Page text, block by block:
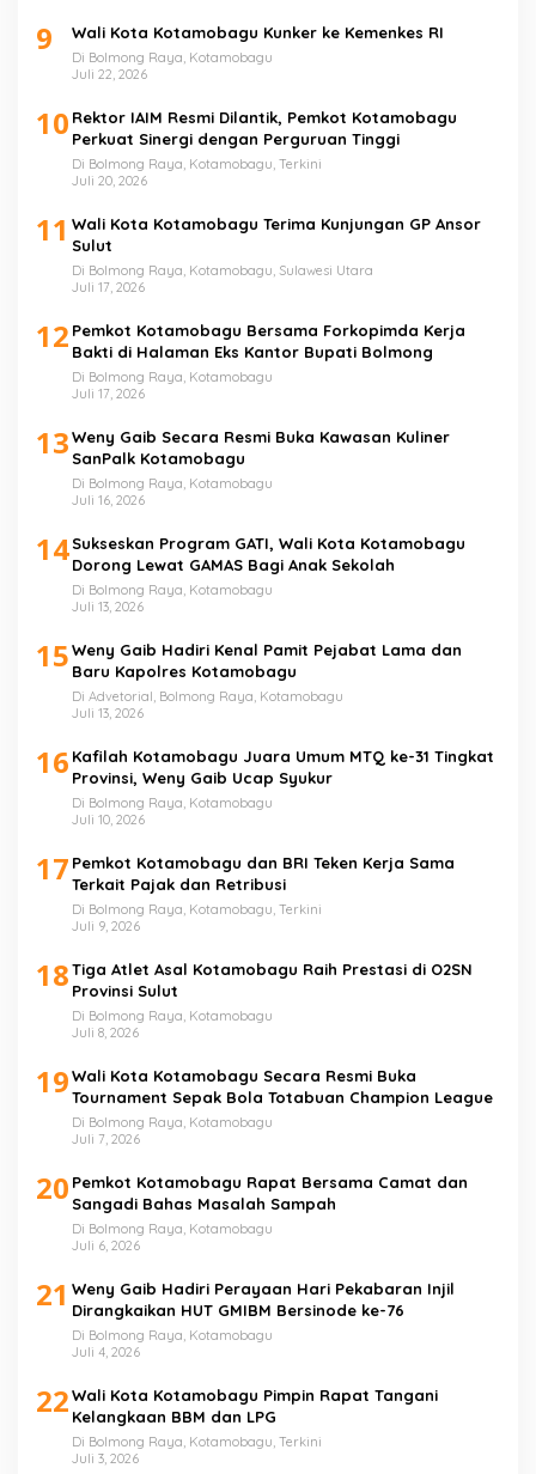
9 Wali Kota Kotamobagu Kunker ke Kemenkes RI
Di Bolmong Raya, Kotamobagu
Juli 22, 2026
10 Rektor IAIM Resmi Dilantik, Pemkot Kotamobagu
Perkuat Sinergi dengan Perguruan Tinggi
Di Bolmong Raya, Kotamobagu, Terkini
Juli 20, 2026
11 Wali Kota Kotamobagu Terima Kunjungan GP Ansor
Sulut
Di Bolmong Raya, Kotamobagu, Sulawesi Utara
Juli 17, 2026
12 Pemkot Kotamobagu Bersama Forkopimda Kerja
Bakti di Halaman Eks Kantor Bupati Bolmong
Di Bolmong Raya, Kotamobagu
Juli 17, 2026
13Weny Gaib Secara Resmi Buka Kawasan Kuliner
SanPalk Kotamobagu
Di Bolmong Raya, Kotamobagu
Juli 16, 2026
14Sukseskan Program GATI, Wali Kota Kotamobagu
Dorong Lewat GAMAS Bagi Anak Sekolah
Di Bolmong Raya, Kotamobagu
Juli 13, 2026
15Weny Gaib Hadiri Kenal Pamit Pejabat Lama dan
Baru Kapolres Kotamobagu
Di Advetorial, Bolmong Raya, Kotamobagu
Juli 13, 2026
16 Kafilah Kotamobagu Juara Umum MTQ ke-31 Tingkat
Provinsi, Weny Gaib Ucap Syukur
Di Bolmong Raya, Kotamobagu
Juli 10, 2026
17 Pemkot Kotamobagu dan BRI Teken Kerja Sama
Terkait Pajak dan Retribusi
Di Bolmong Raya, Kotamobagu, Terkini
Juli 9, 2026
18Tiga Atlet Asal Kotamobagu Raih Prestasi di O2SN
Provinsi Sulut
Di Bolmong Raya, Kotamobagu
Juli 8, 2026
19Wali Kota Kotamobagu Secara Resmi Buka
Tournament Sepak Bola Totabuan Champion League
Di Bolmong Raya, Kotamobagu
Juli 7, 2026
20 Pemkot Kotamobagu Rapat Bersama Camat dan
Sangadi Bahas Masalah Sampah
Di Bolmong Raya, Kotamobagu
Juli 6, 2026
21 Weny Gaib Hadiri Perayaan Hari Pekabaran Injil
Dirangkaikan HUT GMIBM Bersinode ke-76
Di Bolmong Raya, Kotamobagu
Juli 4, 2026
22Wali Kota Kotamobagu Pimpin Rapat Tangani
Kelangkaan BBM dan LPG
Di Bolmong Raya, Kotamobagu, Terkini
Juli 3, 2026